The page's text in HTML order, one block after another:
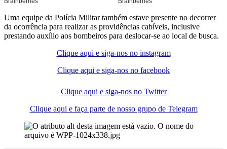
Uma equipe da Polícia Militar também estave presente no decorrer
da ocorrência para realizar as providências cabíveis, inclusive
prestando auxílio aos bombeiros para deslocar-se ao local de busca.
Clique aqui e siga-nos no instagram
Clique aqui e siga-nos no facebook
Clique aqui e siga-nos no Twitter
Clique aqui e faça parte de nosso grupo de Telegram